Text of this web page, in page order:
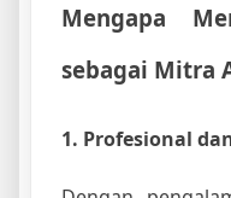
Mengapa
sebagai Mitra
1. Profesional